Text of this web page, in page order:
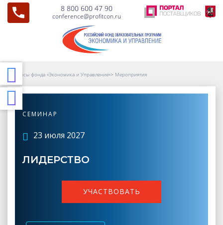
8 800 600 47 90
conference@profitcon.ru
Курсы фонда «Экономика и Управление»> Мероприятия
СЕМИНАР
23 июля 2027
ЛИДЕРСТВО
УЧАСТВОВАТЬ